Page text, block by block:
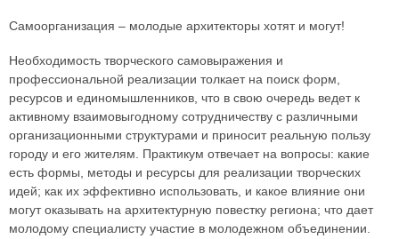
Самоорганизация – молодые архитекторы хотят и могут!
Необходимость творческого самовыражения и
профессиональной реализации толкает на поиск форм,
ресурсов и единомышленников, что в свою очередь ведет к
активному взаимовыгодному сотрудничеству с различными
организационными структурами и приносит реальную пользу
городу и его жителям. Практикум отвечает на вопросы: какие
есть формы, методы и ресурсы для реализации творческих
идей; как их эффективно использовать, и какое влияние они
могут оказывать на архитектурную повестку региона; что дает
молодому специалисту участие в молодежном объединении.